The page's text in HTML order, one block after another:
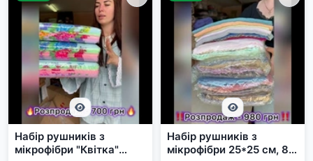
Набір рушників з
мікрофібри "Квітка"
Набір рушників з
мікрофібри 25*25 см, 80